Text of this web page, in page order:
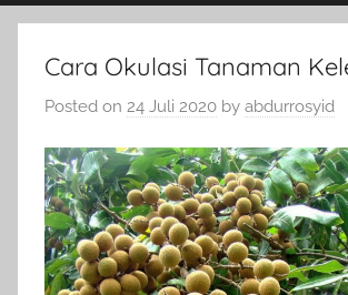
Cara Okulasi Tanaman
Posted on 24 Juli 2020 by abdurrosyid